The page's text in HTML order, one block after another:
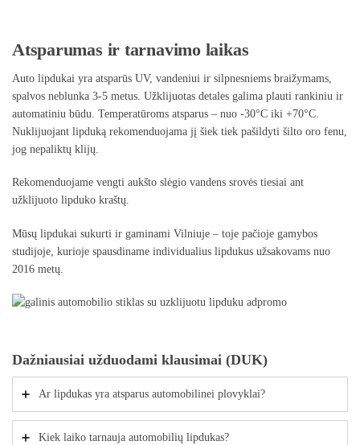
Atsparumas ir tarnavimo laikas
Auto lipdukai yra atsparūs UV, vandeniui ir silpnesniems braižymams,
spalvos neblunka 3-5 metus. Užklijuotas detales galima plauti rankiniu ir
automatiniu būdu. Temperatūroms atsparus – nuo -30°C iki +70°C.
Nuklijuojant lipduką rekomenduojama jį šiek tiek pašildyti šilto oro fenu,
jog nepaliktų klijų.
Rekomenduojame vengti aukšto slėgio vandens srovės tiesiai ant
užklijuoto lipduko kraštų.
Mūsų lipdukai sukurti ir gaminami Vilniuje – toje pačioje gamybos
studijoje, kurioje spausdiname individualius lipdukus užsakovams nuo
2016 metų.
Dažniausiai užduodami klausimai (DUK)
Ar lipdukas yra atsparus automobilinei plovyklai?
Kiek laiko tarnauja automobilių lipdukas?